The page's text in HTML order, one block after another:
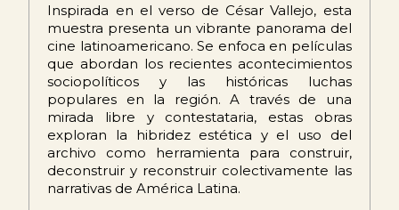
Inspirada en el verso de César Vallejo, esta
muestra presenta un vibrante panorama del
cine latinoamericano. Se enfoca en películas
que abordan los recientes acontecimientos
sociopolíticos y las históricas luchas
populares en la región. A través de una
mirada libre y contestataria, estas obras
exploran la hibridez estética y el uso del
archivo como herramienta para construir,
deconstruir y reconstruir colectivamente las
narrativas de América Latina.